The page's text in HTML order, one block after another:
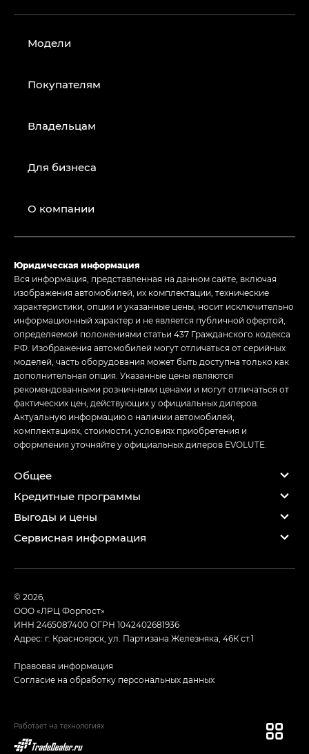
Модели
Покупателям
Владельцам
Для бизнеса
О компании
Юридическая информация
Вся информация, представленная на данном сайте, включая
изображения автомобилей, их комплектации, технические
характеристики, опции и указанные цены, носит исключительно
информационный характер и не является публичной офертой,
определяемой положениями статьи 437 Гражданского кодекса
РФ. Изображения автомобилей могут отличаться от серийных
моделей, часть оборудования может быть доступна только как
дополнительная опция. Указанные цены являются
рекомендованными розничными ценами и могут отличаться от
фактических цен, действующих у официальных дилеров.
Актуальную информацию о наличии автомобилей,
комплектациях, стоимости, условиях приобретения и
оформления уточняйте у официальных дилеров EVOLUTE.
Общее
Кредитные программы
Выгоды и цены
Сервисная информация
© 2026,
ООО «ЛРЦ Форпост»
ИНН 2465087400ОГРН 1042402681936
Адрес: г. Красноярск, ул. Партизана Железняка, 46К ст.1
Правовая информация
Согласие на обработку персональных данных
Работает на технологиях